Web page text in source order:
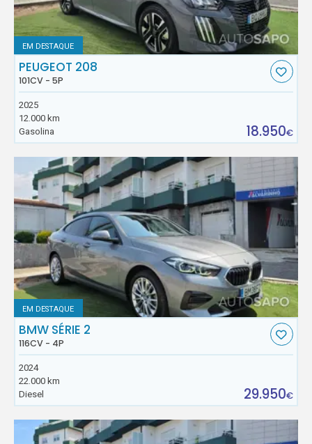
EM DESTAQUE
PEUGEOT 208
101CV - 5P
2025
12.000 km
Gasolina
18.950€
EM DESTAQUE
BMW SÉRIE 2
116CV - 4P
2024
22.000 km
Diesel
29.950€